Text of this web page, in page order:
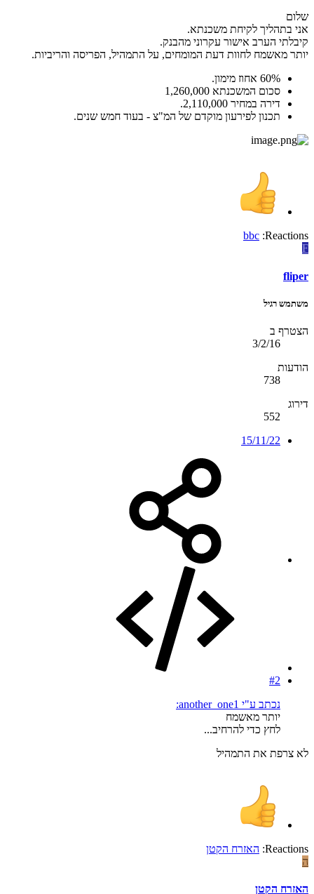
שלום
אני בתהליך לקיחת משכנתא.
קיבלתי הערב אישור עקרוני מהבנק.
יותר מאשמח לחוות דעת המומחים, על התמהיל, הפריסה והריביות.
60% אחוז מימון.
סכום המשכנתא 1,260,000
דירה במחיר 2,110,000.
תכנון לפירעון מוקדם של המ"צ - בעוד חמש שנים.
Reactions:
bbc
F
fliper
משתמש רגיל
הצטרף ב
3/2/16
הודעות
738
דירוג
552
15/11/22
#2
נכתב ע"י another_one1:
יותר מאשמח
לחץ כדי להרחיב...
לא צרפת את התמהיל
Reactions: האזרח הקטן
ה
האזרח הקטן